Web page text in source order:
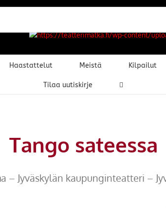
Haastattelut Meistä Kilpailut
Tilaa uutiskirje
Tango sateessa
– Jyväskylän kaupunginteatteri –